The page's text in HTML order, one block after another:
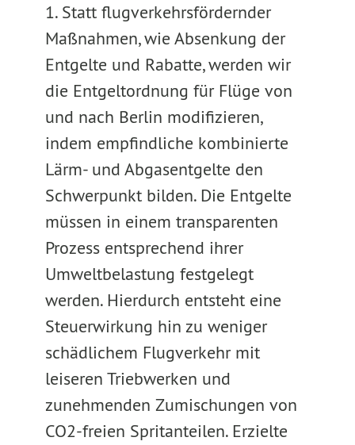
1. Statt flugverkehrsfördernder
Maßnahmen, wie Absenkung der
Entgelte und Rabatte, werden wir
die Entgeltordnung für Flüge von
und nach Berlin modifizieren,
indem empfindliche kombinierte
Lärm- und Abgasentgelte den
Schwerpunkt bilden. Die Entgelte
müssen in einem transparenten
Prozess entsprechend ihrer
Umweltbelastung festgelegt
werden. Hierdurch entsteht eine
Steuerwirkung hin zu weniger
schädlichem Flugverkehr mit
leiseren Triebwerken und
zunehmenden Zumischungen von
CO2-freien Spritanteilen. Erzielte